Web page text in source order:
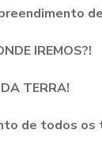
IREMOS?!
TERRA!
de todos os